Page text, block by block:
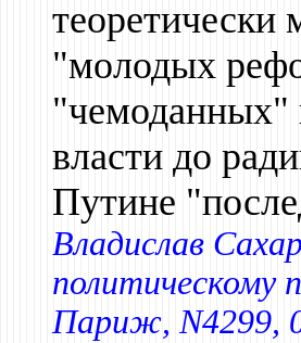
теоретически
"молодых
"чемоданных"
власти до
Путине
Владислав
политическому
Париж, N4299,